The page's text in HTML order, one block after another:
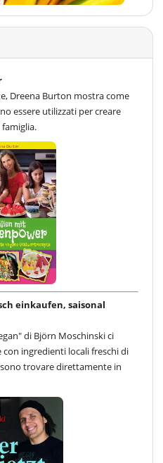
Dreena Burton mostra come
essere utilizzati per creare
einkaufen, saisonal
di Björn Moschinski ci
ingredienti locali freschi di
trovare direttamente in